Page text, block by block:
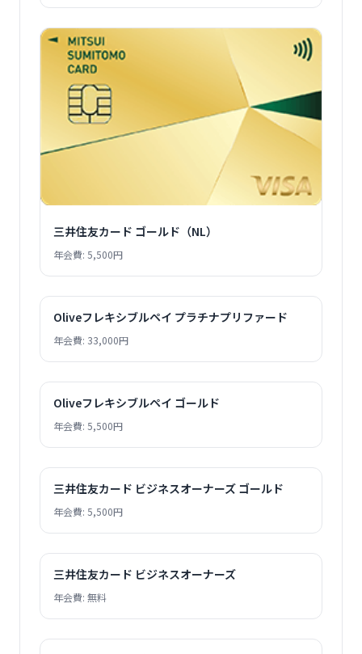
三井住友カード ゴールド（NL）
年会費: 5,500円
Oliveフレキシブルペイ プラチナプリファード
年会費: 33,000円
Oliveフレキシブルペイ ゴールド
年会費: 5,500円
三井住友カード ビジネスオーナーズ ゴールド
年会費: 5,500円
三井住友カード ビジネスオーナーズ
年会費: 無料